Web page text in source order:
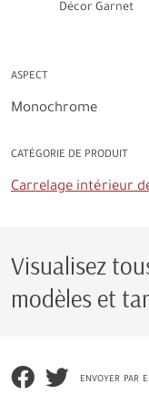
Décor Garnet
ASPECT
Monochrome
CATÉGORIE DE PRODUIT
Carrelage intérieur
Visualisez
modèles et
envoyer par